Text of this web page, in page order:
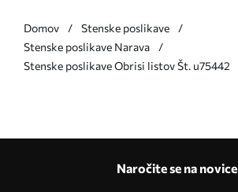
Domov
Stenske poslikave
Stenske poslikave Narava
Stenske poslikave Obrisi listov Št. u75442
Naročite se na novice